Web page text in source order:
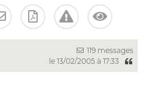
119 messages
le 13/02/2005 à 17:33